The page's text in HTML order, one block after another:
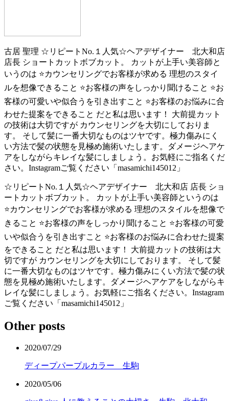
古居 聖理 ☆リピートNo.１人気☆ヘアデザイナー 北大和店
店長 ショートカットボブカット。 カットが上手い美容師と
いうのは ⭐️カウンセリングでお客様が求める 理想のスタイ
ルを想像できること ⭐️お客様の声をしっかり聞けること ⭐️お
客様の可愛いや似合うを引き出すこと ⭐️お客様のお悩みに合
わせた提案をできること だと私は思います！ 大前提カット
の技術は大切ですが カウンセリングを大切にしておりま
す。 そして髪に一番大切なものはツヤです。極力傷みにく
い方法で髪の状態を見極め施術いたします。ダメージヘアケ
アをしながらキレイな髪にしましょう。お気軽にご指名くだ
さい。Instagramご覧ください「masamichi145012」
☆リピートNo.１人気☆ヘアデザイナー 北大和店 店長 ショ
ートカットボブカット。 カットが上手い美容師というのは
⭐️カウンセリングでお客様が求める 理想のスタイルを想像で
きること ⭐️お客様の声をしっかり聞けること ⭐️お客様の可愛
いや似合うを引き出すこと ⭐️お客様のお悩みに合わせた提案
をできること だと私は思います！ 大前提カットの技術は大
切ですが カウンセリングを大切にしております。 そして髪
に一番大切なものはツヤです。極力傷みにくい方法で髪の状
態を見極め施術いたします。ダメージヘアケアをしながらキ
レイな髪にしましょう。お気軽にご指名ください。Instagram
ご覧ください「masamichi145012」
Other posts
2020/07/29
ディープパープルカラー 生駒
2020/05/06